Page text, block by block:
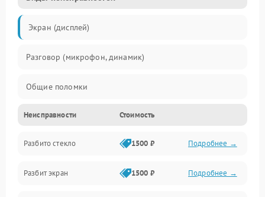
Экран (дисплей)
Разговор (микрофон, динамик)
Общие поломки
Проблемы связи
Камеры
Проблемы с дисплеем и сенсором
Неисправности Стоимость
Разбито стекло 1500 ₽ Подробнее →
Разбит экран 1500 ₽ Подробнее →